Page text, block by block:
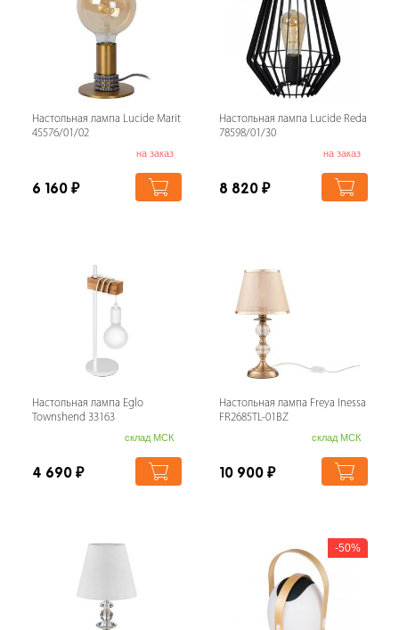
Настольная лампа Lucide Marit
45576/01/02
на заказ
6 160 ₽
Настольная лампа Lucide Reda
78598/01/30
на заказ
8 820 ₽
Настольная лампа Eglo
Townshend 33163
склад МСК
4 690 ₽
Настольная лампа Freya Inessa
FR2685TL-01BZ
склад МСК
10 900 ₽
50%